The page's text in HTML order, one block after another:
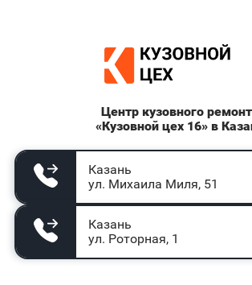
Центр кузовного
«Кузовной цех 16» в
Казань
ул. Михаила Миля, 51
Казань
ул. Роторная, 1